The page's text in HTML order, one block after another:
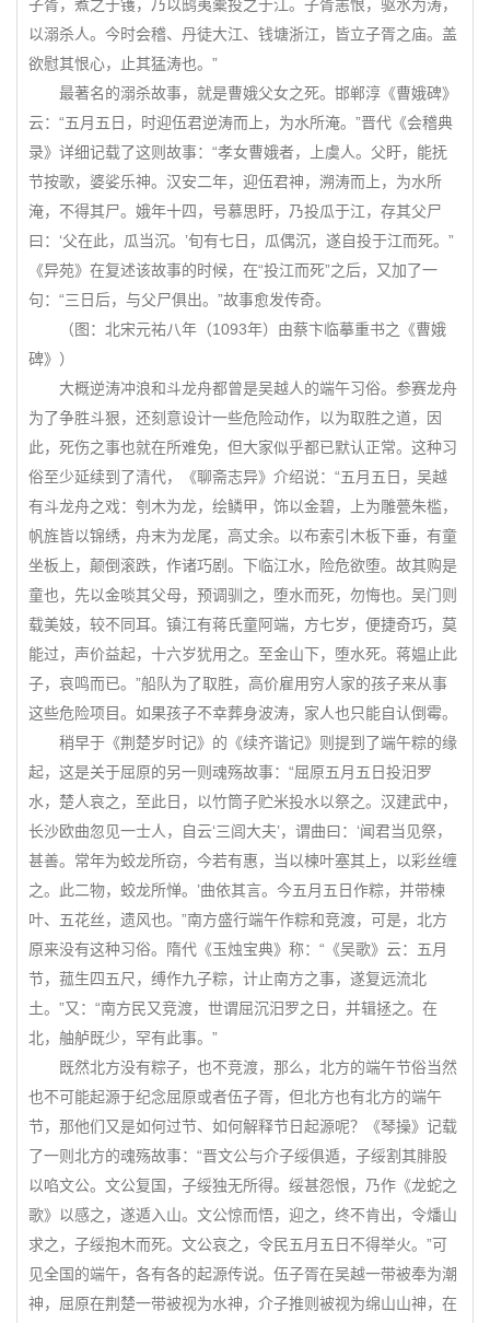
子胥，煮之于镬，乃以鸱夷橐投之于江。子胥恚恨，驱水为涛，
以溺杀人。今时会稽、丹徒大江、钱塘浙江，皆立子胥之庙。盖
欲慰其恨心，止其猛涛也。”
最著名的溺杀故事，就是曹娥父女之死。邯郸淳《曹娥碑》
云：“五月五日，时迎伍君逆涛而上，为水所淹。”晋代《会稽典
录》详细记载了这则故事：“孝女曹娥者，上虞人。父盱，能抚
节按歌，婆娑乐神。汉安二年，迎伍君神，溯涛而上，为水所
淹，不得其尸。娥年十四，号慕思盱，乃投瓜于江，存其父尸
曰：‘父在此，瓜当沉。’旬有七日，瓜偶沉，遂自投于江而死。”
《异苑》在复述该故事的时候，在“投江而死”之后，又加了一
句：“三日后，与父尸俱出。”故事愈发传奇。
（图：北宋元祐八年（1093年）由蔡卞临摹重书之《曹娥
碑》）
大概逆涛冲浪和斗龙舟都曾是吴越人的端午习俗。参赛龙舟
为了争胜斗狠，还刻意设计一些危险动作，以为取胜之道，因
此，死伤之事也就在所难免，但大家似乎都已默认正常。这种习
俗至少延续到了清代，《聊斋志异》介绍说：“五月五日，吴越
有斗龙舟之戏：刳木为龙，绘鳞甲，饰以金碧，上为雕甍朱槛，
帆旌皆以锦绣，舟末为龙尾，高丈余。以布索引木板下垂，有童
坐板上，颠倒滚跌，作诸巧剧。下临江水，险危欲堕。故其购是
童也，先以金啖其父母，预调驯之，堕水而死，勿悔也。吴门则
载美妓，较不同耳。镇江有蒋氏童阿端，方七岁，便捷奇巧，莫
能过，声价益起，十六岁犹用之。至金山下，堕水死。蒋媪止此
子，哀鸣而已。”船队为了取胜，高价雇用穷人家的孩子来从事
这些危险项目。如果孩子不幸葬身波涛，家人也只能自认倒霉。
稍早于《荆楚岁时记》的《续齐谐记》则提到了端午粽的缘
起，这是关于屈原的另一则魂殇故事：“屈原五月五日投汨罗
水，楚人哀之，至此日，以竹筒子贮米投水以祭之。汉建武中，
长沙欧曲忽见一士人，自云‘三闾大夫’，谓曲曰：‘闻君当见祭，
甚善。常年为蛟龙所窃，今若有惠，当以楝叶塞其上，以彩丝缠
之。此二物，蛟龙所惮。’曲依其言。今五月五日作粽，并带楝
叶、五花丝，遗风也。”南方盛行端午作粽和竞渡，可是，北方
原来没有这种习俗。隋代《玉烛宝典》称：“《吴歌》云：五月
节，菰生四五尺，缚作九子粽，计止南方之事，遂复远流北
土。”又：“南方民又竞渡，世谓屈沉汨罗之日，并辑拯之。在
北，舳舻既少，罕有此事。”
既然北方没有粽子，也不竞渡，那么，北方的端午节俗当然
也不可能起源于纪念屈原或者伍子胥，但北方也有北方的端午
节，那他们又是如何过节、如何解释节日起源呢？《琴操》记载
了一则北方的魂殇故事：“晋文公与介子绥俱遁，子绥割其腓股
以啗文公。文公复国，子绥独无所得。绥甚怨恨，乃作《龙蛇之
歌》以感之，遂遁入山。文公惊而悟，迎之，终不肯出，令燔山
求之，子绥抱木而死。文公哀之，令民五月五日不得举火。”可
见全国的端午，各有各的起源传说。伍子胥在吴越一带被奉为潮
神，屈原在荆楚一带被视为水神，介子推则被视为绵山山神，在